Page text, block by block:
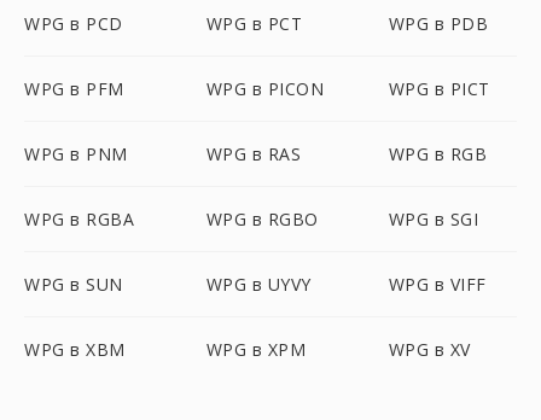
WPG в PCD WPG в PCT WPG в PDB
WPG в PFM WPG в PICON WPG в PICT
WPG в PNM WPG в RAS WPG в RGB
WPG в RGBA WPG в RGBO WPG в SGI
WPG в SUN WPG в UYVY WPG в VIFF
WPG в XBM WPG в XPM WPG в XV